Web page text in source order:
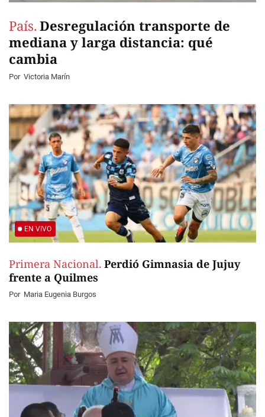
País. Desregulación transporte de
mediana y larga distancia: qué
cambia
Por Victoria Marín
EN VIVO
Primera Nacional. Perdió Gimnasia de Jujuy
frente a Quilmes
Por Maria Eugenia Burgos